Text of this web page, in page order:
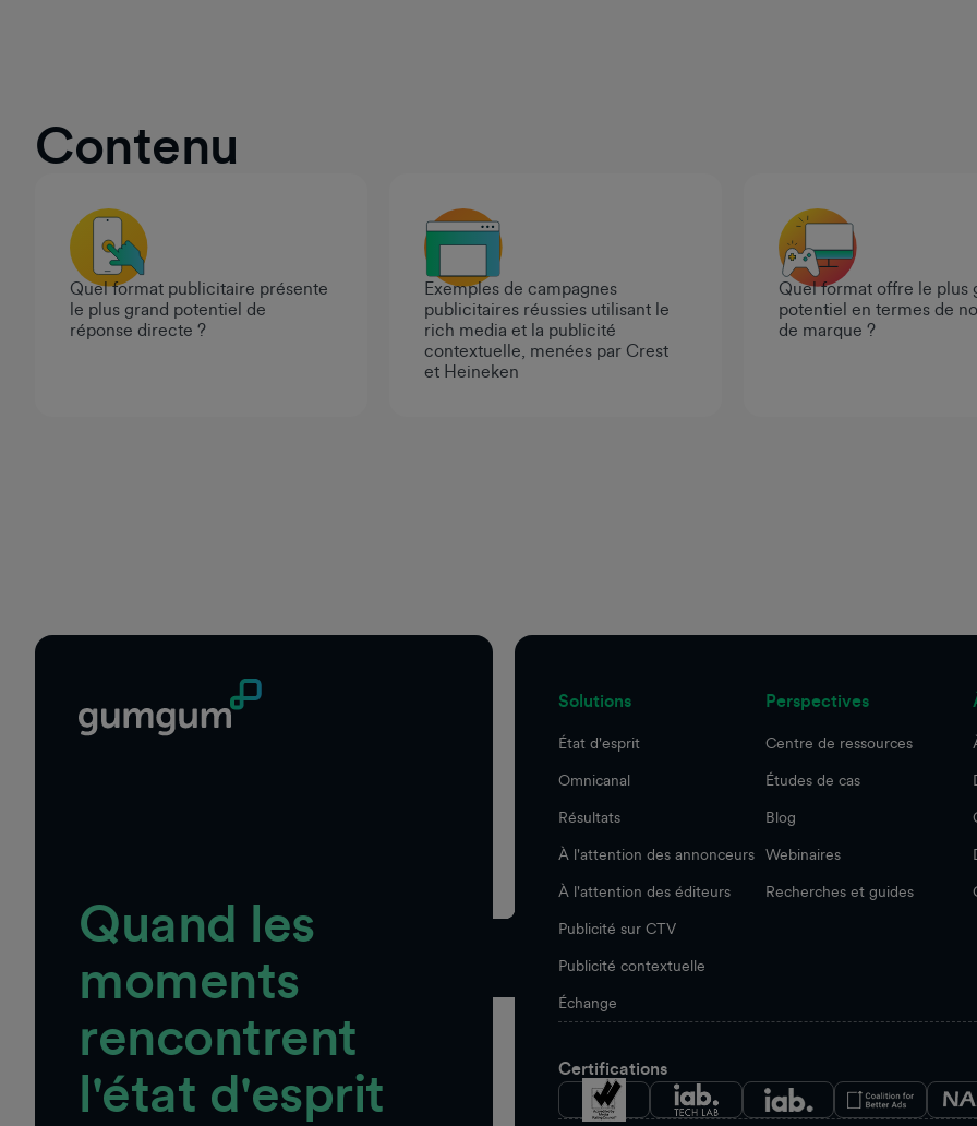
Contenu
Quel format publicitaire présente
le plus grand potentiel de
réponse directe ?
Exemples de campagnes
publicitaires réussies utilisant le
rich media et la publicité
contextuelle, menées par Crest
et Heineken
Quel format offre le plus
potentiel en termes de
de marque ?
Quand les
moments
rencontrent
l'état d'esprit
Solutions
État d'esprit
Omnicanal
Résultats
À l'attention des annonceurs
À l'attention des éditeurs
Publicité sur CTV
Publicité contextuelle
Échange
Perspectives
Centre de ressources
Études de cas
Blog
Webinaires
Recherches et guides
Certifications